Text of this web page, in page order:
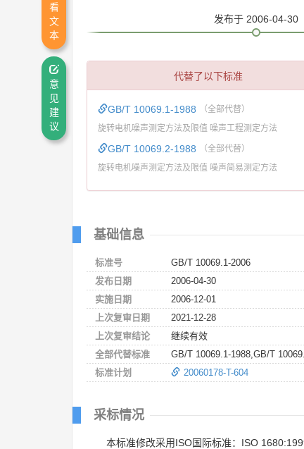
发布于 2006-04-30
代替了以下标准
GB/T 10069.1-1988 （全部代替）
旋转电机噪声测定方法及限值 噪声工程测定方法
GB/T 10069.2-1988 （全部代替）
旋转电机噪声测定方法及限值 噪声简易测定方法
基础信息
标准号
GB/T 10069.1-2006
发布日期
2006-04-30
实施日期
2006-12-01
上次复审日期
2021-12-28
上次复审结论
继续有效
全部代替标准
GB/T 10069.1-1988,GB/T
标准计划
20060178-T-604
采标情况
本标准修改采用ISO国际标准：ISO
看
文
本
意
见
建
议